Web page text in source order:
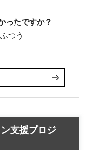
ったですか？
つう
支援プロジ